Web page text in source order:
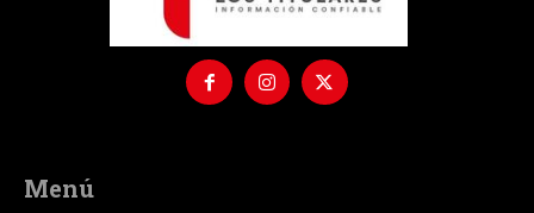
Menú